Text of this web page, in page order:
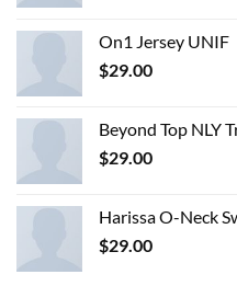
On1 Jersey UNIF
$29.00
Beyond Top NLY
$29.00
Harissa O-Neck
$29.00